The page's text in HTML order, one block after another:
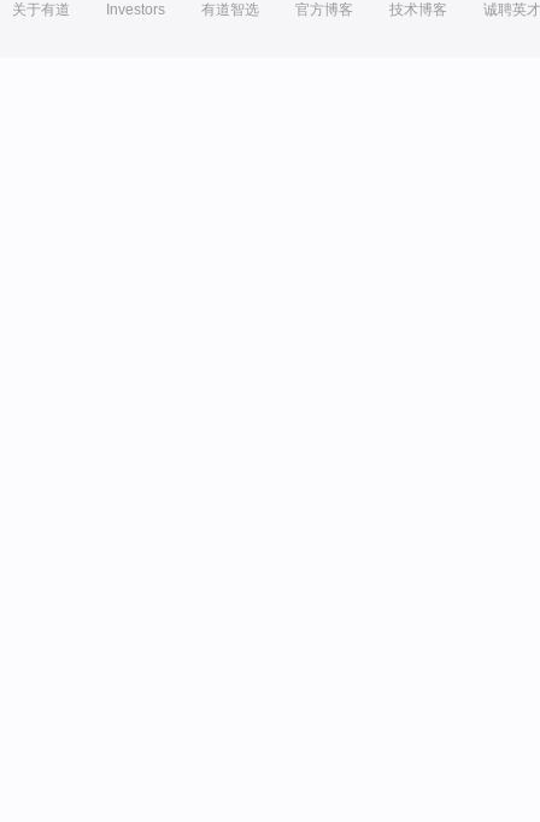
关于有道 Investors 有道智选 官方博客 技术博客 诚聘英才